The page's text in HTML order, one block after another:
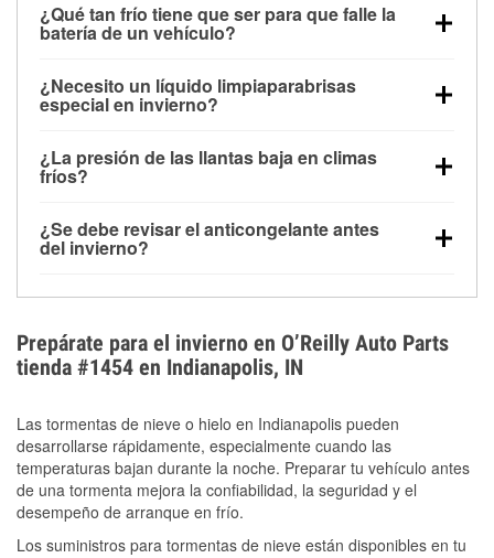
¿Qué tan frío tiene que ser para que falle la
batería de un vehículo?
debajo de los 32 °F y puede perder hasta la mitad de
su potencia de arranque cerca de los 0 °F, lo que
arranque.
¿Necesito un líquido limpiaparabrisas
especial en invierno?
la congelación y ayuda a disolver la sal y la nieve
derretida en la carretera para mejorar la visibilidad.
¿La presión de las llantas baja en climas
fríos?
alrededor de 1 PSI por cada 10 °F que baja la
temperatura. Puedes obtener más información sobre
¿Se debe revisar el anticongelante antes
del invierno?
el sobrecalentamiento en condiciones de frío
extremo. Aprende cómo comprobar la protección
anticongelante en nuestra sección How-To.
Prepárate para el invierno en O’Reilly Auto Parts
tienda #1454 en Indianapolis, IN
Las tormentas de nieve o hielo en Indianapolis pueden
desarrollarse rápidamente, especialmente cuando las
temperaturas bajan durante la noche. Preparar tu vehículo antes
de una tormenta mejora la confiabilidad, la seguridad y el
desempeño de arranque en frío.
Los suministros para tormentas de nieve están disponibles en tu